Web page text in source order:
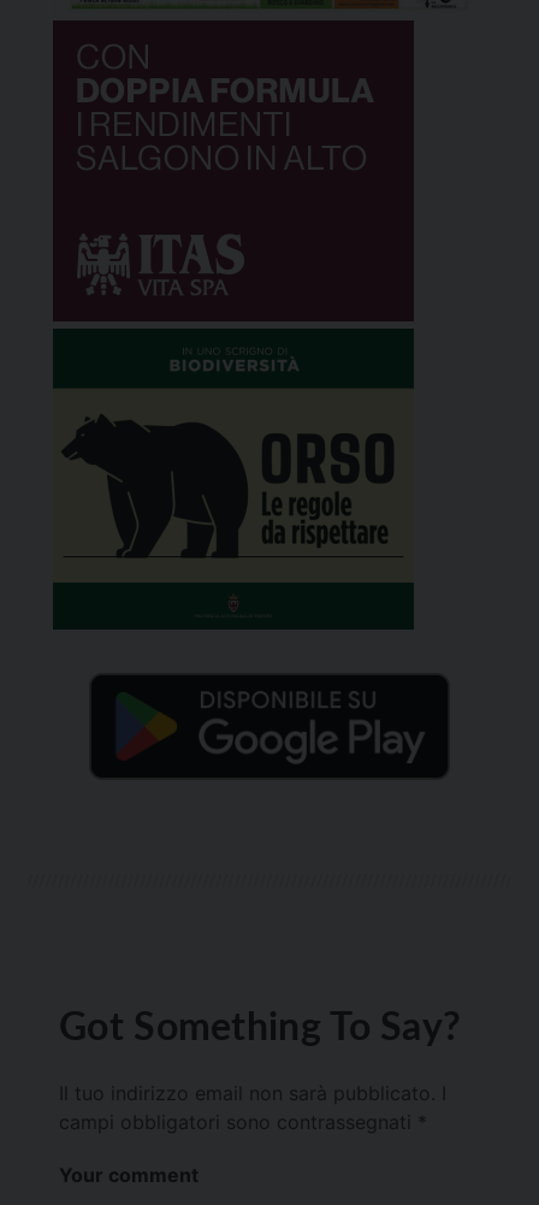
Got Something To Say?
Il tuo indirizzo email non sarà pubblicato.
campi obbligatori sono contrassegnati *
Your comment